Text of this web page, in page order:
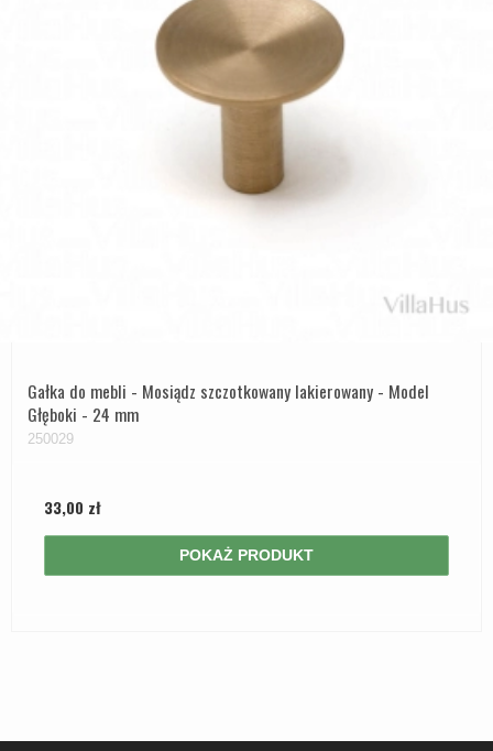
Gałka do mebli - Mosiądz szczotkowany lakierowany - Model
Głęboki - 24 mm
250029
33,00 zł
POKAŻ PRODUKT